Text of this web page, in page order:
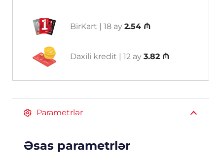
BirKart | 18 ay 2.54 ₼
Daxili kredit | 12 ay 3.82 ₼
Parametrlər
Əsas parametrlər